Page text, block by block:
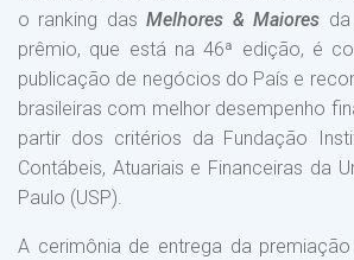
o ranking dasMelhores & Maiores
prêmio, que está na 46ª edição, é
publicação de negócios do País e
brasileiras com melhor desempenho
partir dos critérios da Fundação
Contábeis, Atuariais e Financeiras da
Paulo (USP).
A cerimônia de entrega da